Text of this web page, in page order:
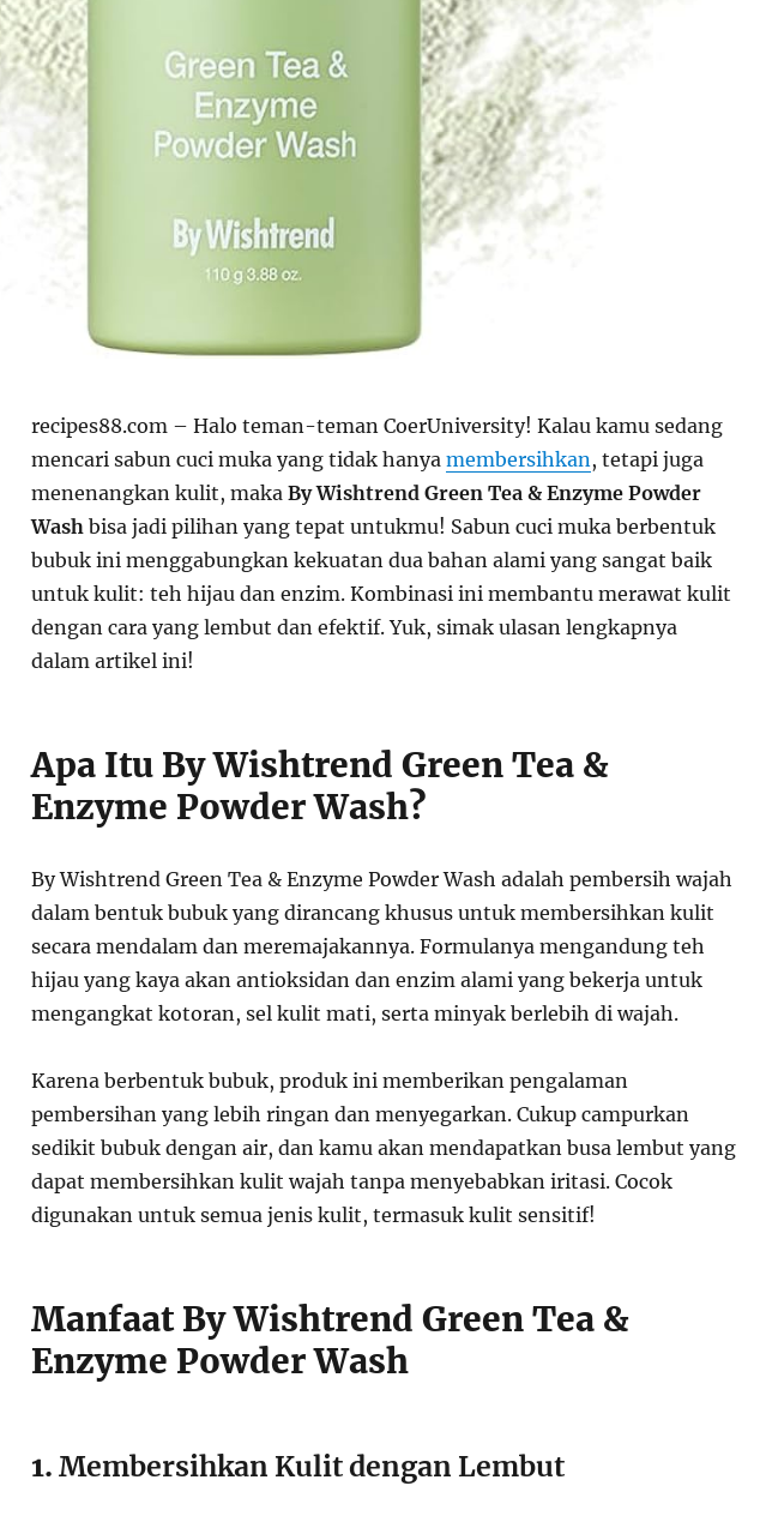
recipes88.com – Halo teman-teman CoerUniversity! Kalau kamu sedang
mencari sabun cuci muka yang tidak hanya membersihkan , tetapi juga
menenangkan kulit, maka By Wishtrend Green Tea & Enzyme Powder
Wash bisa jadi pilihan yang tepat untukmu! Sabun cuci muka berbentuk
bubuk ini menggabungkan kekuatan dua bahan alami yang sangat baik
untuk kulit: teh hijau dan enzim. Kombinasi ini membantu merawat kulit
dengan cara yang lembut dan efektif. Yuk, simak ulasan lengkapnya
dalam artikel ini!
Apa Itu By Wishtrend Green Tea &
Enzyme Powder Wash?
By Wishtrend Green Tea & Enzyme Powder Wash adalah pembersih wajah
dalam bentuk bubuk yang dirancang khusus untuk membersihkan kulit
secara mendalam dan meremajakannya. Formulanya mengandung teh
hijau yang kaya akan antioksidan dan enzim alami yang bekerja untuk
mengangkat kotoran, sel kulit mati, serta minyak berlebih di wajah.
Karena berbentuk bubuk, produk ini memberikan pengalaman
pembersihan yang lebih ringan dan menyegarkan. Cukup campurkan
sedikit bubuk dengan air, dan kamu akan mendapatkan busa lembut yang
dapat membersihkan kulit wajah tanpa menyebabkan iritasi. Cocok
digunakan untuk semua jenis kulit, termasuk kulit sensitif!
Manfaat By Wishtrend Green Tea &
Enzyme Powder Wash
1. Membersihkan Kulit dengan Lembut